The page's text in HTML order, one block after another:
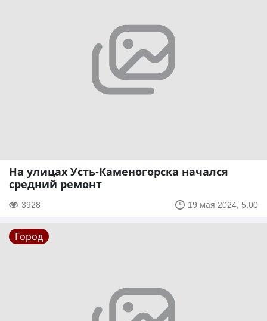
На улицах Усть-Каменогорска начался
средний ремонт
3928 19 мая 2024, 5:00
Город